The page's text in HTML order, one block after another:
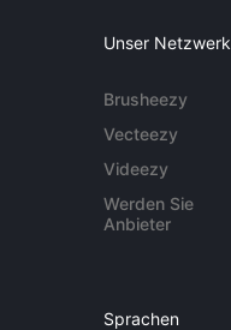
Unser Netzwerk
Brusheezy
Vecteezy
Videezy
Werden Sie
Anbieter
Sprachen